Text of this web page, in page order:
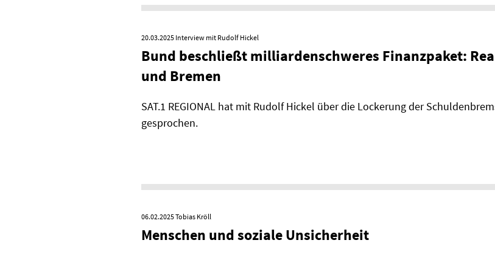
20.03.2025 Interview mit Rudolf Hickel
Bund beschließt milliardenschweres Finanzpaket:
und Bremen
SAT.1 REGIONAL hat mit Rudolf Hickel über die Lockerung der
gesprochen.
06.02.2025Tobias Kröll
Menschen und soziale Unsicherheit